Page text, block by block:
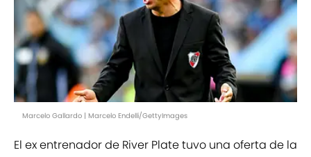
Marcelo Gallardo | Marcelo Endelli/GettyImages
El ex entrenador de River Plate tuvo una oferta de la